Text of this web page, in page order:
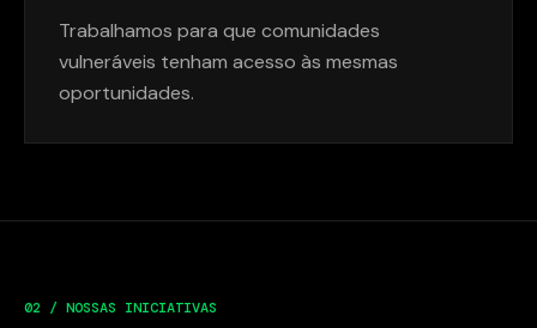
Trabalhamos para que comunidades
vulneráveis tenham acesso às mesmas
oportunidades.
02 / NOSSAS INICIATIVAS